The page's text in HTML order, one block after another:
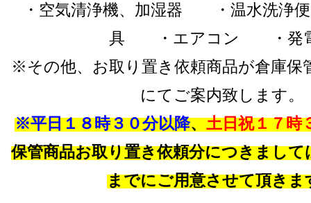
・空気清浄機、加湿器 ・温水洗
具 ・エアコン ・発
※その他、お取り置き依頼商品が倉庫保
にてご案内致します。
※平日１８時３０分以降、土日祝１７時
保管商品お取り置き依頼分につきまして
までにご用意させて頂きま